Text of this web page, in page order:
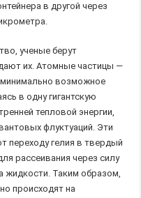
в другой через
ученые берут
их. Атомные частицы —
возможное
в одну гигантскую
тепловой энергии,
флуктуаций. Эти
переходу гелия в твердый
рассеивания через силу
жидкости. Таким образом,
происходят на